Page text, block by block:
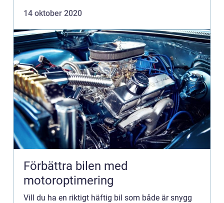
prislappar. Du ...
14 oktober 2020
Förbättra bilen med
motoroptimering
Vill du ha en riktigt häftig bil som både är snygg